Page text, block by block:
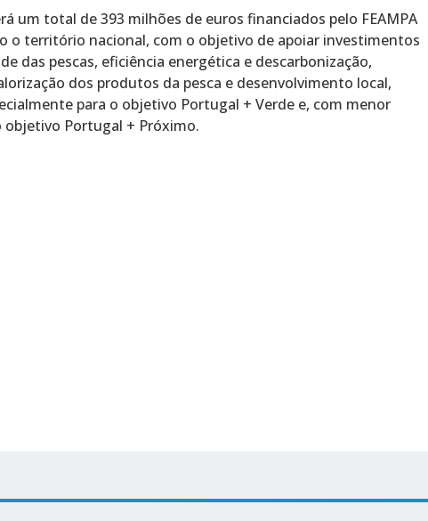
um total de 393 milhões de euros financiados pelo FEAMPA
o território nacional, com o objetivo de apoiar investimentos
das pescas, eficiência energética e descarbonização,
dos produtos da pesca e desenvolvimento local,
para o objetivo Portugal + Verde e, com menor
objetivo Portugal + Próximo.